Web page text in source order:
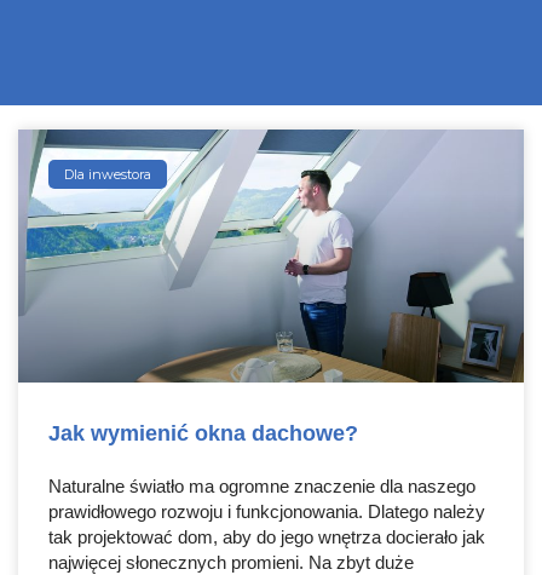
Dla inwestora
Jak wymienić okna dachowe?
Naturalne światło ma ogromne znaczenie dla naszego
prawidłowego rozwoju i funkcjonowania. Dlatego należy
tak projektować dom, aby do jego wnętrza docierało jak
najwięcej słonecznych promieni. Na zbyt duże